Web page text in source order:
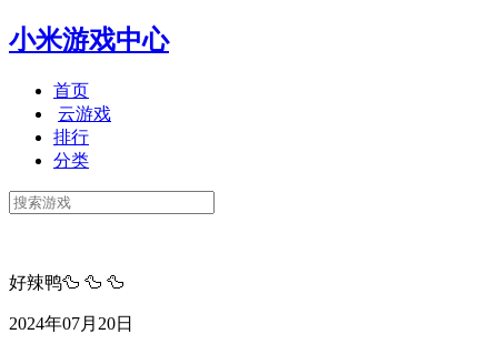
小米游戏中心
首页
云游戏
排行
分类
好辣鸭🦆 🦆 🦆
2024年07月20日